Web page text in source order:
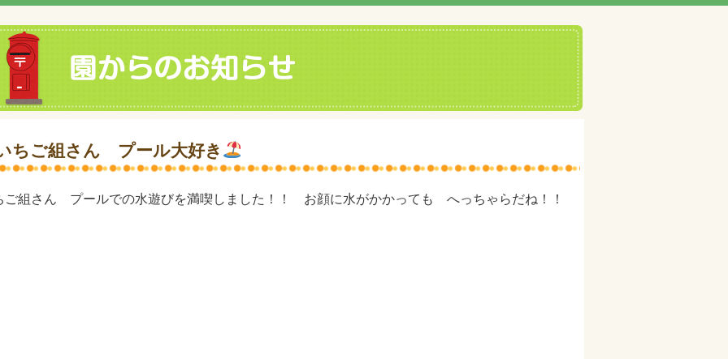
ちご組さん プール大好き
ご組さん プールでの水遊びを満喫しました！！ お顔に水がかかっても へっちゃらだね！！